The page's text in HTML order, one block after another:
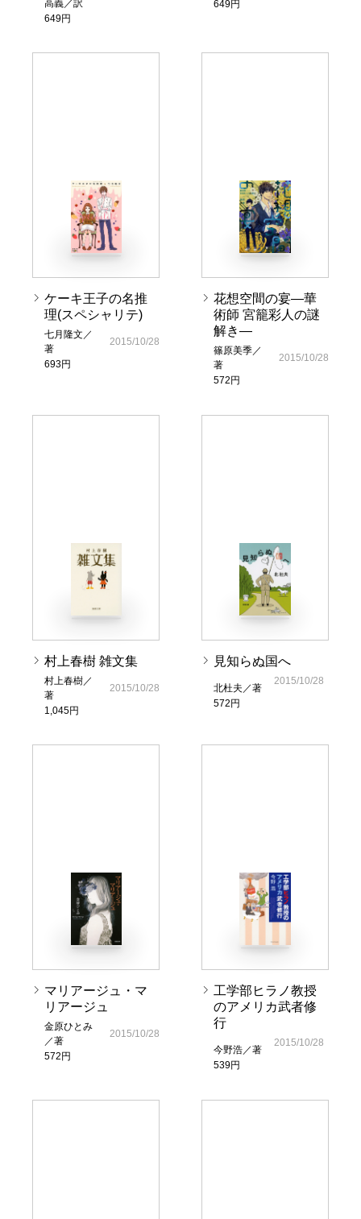
高義／訳
649円
649円
ケーキ王子の名推
理(スペシャリテ)
七月隆文／
著
693円
2015/10/28
花想空間の宴―華
術師 宮籠彩人の謎
解き―
篠原美季／
著
572円
2015/10/28
村上春樹 雑文集
村上春樹／
著
1,045円
2015/10/28
見知らぬ国へ
北杜夫／著
572円
2015/10/28
マリアージュ・マ
リアージュ
金原ひとみ
／著
572円
2015/10/28
工学部ヒラノ教授
のアメリカ武者修
行
今野浩／著
539円
2015/10/28